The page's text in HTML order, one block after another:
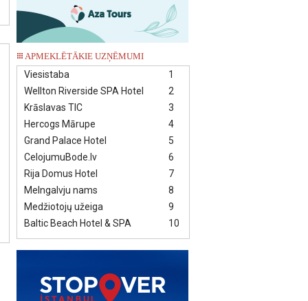
APMEKLĒTĀKIE UZŅĒMUMI
1
Viesistaba
2
Wellton Riverside SPA Hotel
3
Krāslavas TIC
4
Hercogs Mārupe
5
Grand Palace Hotel
6
CelojumuBode.lv
7
Rija Domus Hotel
8
Melngalvju nams
9
Medžiotojų užeiga
10
Baltic Beach Hotel & SPA